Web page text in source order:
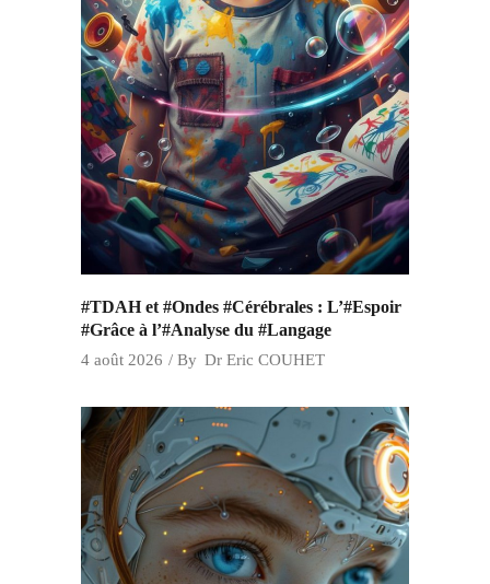
#TDAH et #Ondes #Cérébrales : L’#Espoir
#Grâce à l’#Analyse du #Langage
4 août 2026 By Dr Eric COUHET